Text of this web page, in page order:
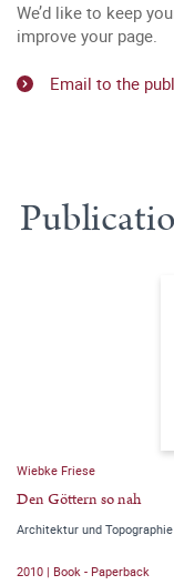
We’d like to keep
improve your page.
Email to the
Wiebke Friese
Den Göttern so nah
Architektur und
2010 | Book - Paperback